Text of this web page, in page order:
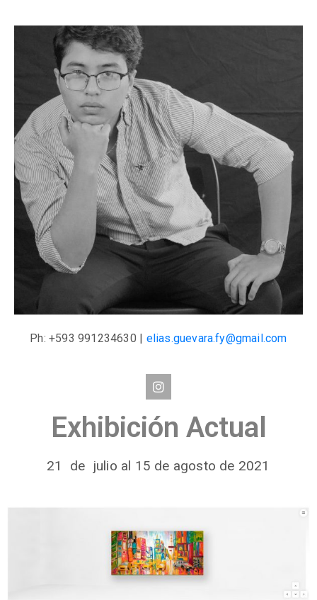
Ph: +593 991234630 | elias.guevara.fy@gmail.com
Exhibición Actual
21 de julio al 15 de agosto de 2021